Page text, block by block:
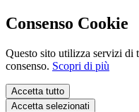
Consenso Cookie
Questo sito utilizza servizi di
consenso. Scopri di più
Accetta tutto
Accetta selezionati